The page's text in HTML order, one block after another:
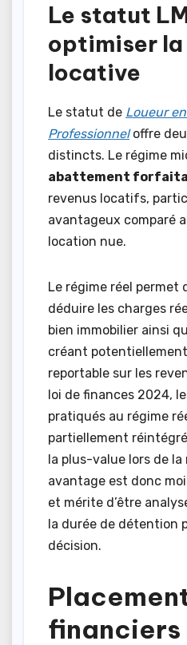
Le statut
optimiser
locative
Le statut de Loueur
Professionneloffre
distincts. Le régime
abattement
revenus locatifs,
avantageux comparé
location nue.
Le régime réel permet
déduire les charges
bien immobilier ainsi
créant
reportable sur les
loi de finances 2024,
pratiqués au régime
partiellement
la plus-value lors de
avantage est donc
et mérite d’être
la durée de détention
décision.
financiers